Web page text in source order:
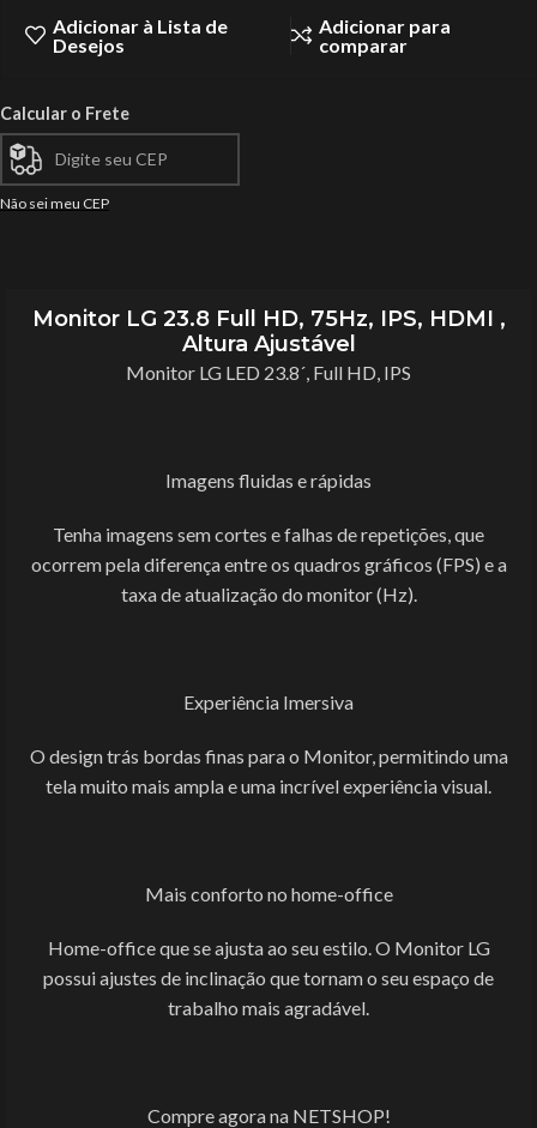
Adicionar à Lista de
Desejos
Adicionar para
comparar
Calcular o Frete
Não sei meu CEP
Monitor LG 23.8 Full HD, 75Hz, IPS, HDMI ,
Altura Ajustável
Monitor LG LED 23.8´, Full HD, IPS
Imagens fluidas e rápidas
Tenha imagens sem cortes e falhas de repetições, que
ocorrem pela diferença entre os quadros gráficos (FPS) e a
taxa de atualização do monitor (Hz).
Experiência Imersiva
O design trás bordas finas para o Monitor, permitindo uma
tela muito mais ampla e uma incrível experiência visual.
Mais conforto no home-office
Home-office que se ajusta ao seu estilo. O Monitor LG
possui ajustes de inclinação que tornam o seu espaço de
trabalho mais agradável.
Compre agora na NETSHOP!